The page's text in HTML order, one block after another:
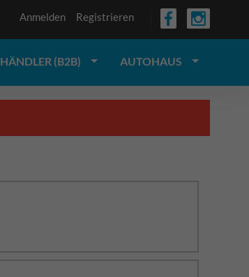
Anmelden Registrieren
HÄNDLER (B2B) AUTOHAUS